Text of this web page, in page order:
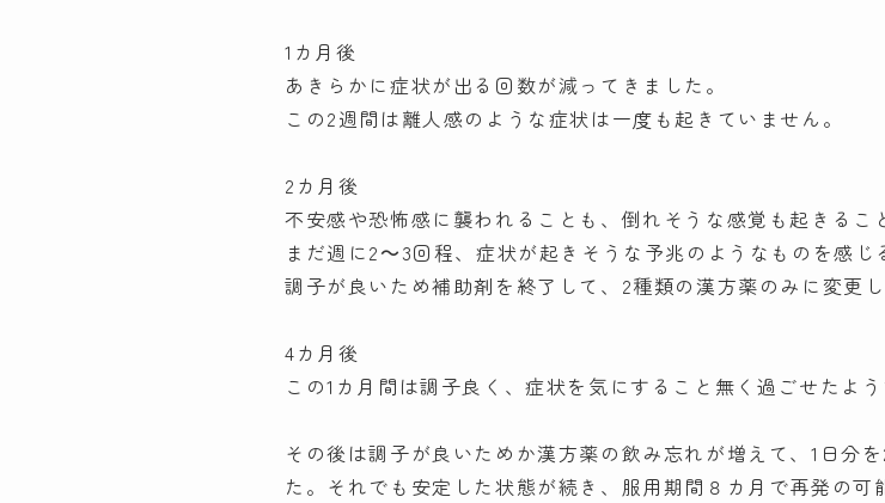
1カ月後
あきらかに症状が出る回数が減ってきました。
この2週間は離人感のような症状は一度も起きていません。
2カ月後
不安感や恐怖感に襲われることも、倒れそうな感覚も起きるこ
まだ週に2～3回程、症状が起きそうな予兆のようなものを感
調子が良いため補助剤を終了して、2種類の漢方薬のみに変更し
4カ月後
この1カ月間は調子良く、症状を気にすること無く過ごせたよう
その後は調子が良いためか漢方薬の飲み忘れが増えて、1日分
た。それでも安定した状態が続き、服用期間８カ月で再発の